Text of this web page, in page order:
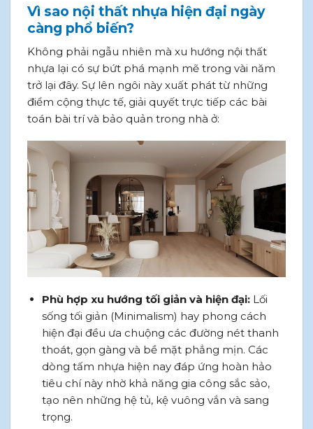
Vì sao nội thất nhựa hiện đại ngày
càng phổ biến?
Không phải ngẫu nhiên mà xu hướng nội thất
nhựa lại có sự bứt phá mạnh mẽ trong vài năm
trở lại đây. Sự lên ngôi này xuất phát từ những
điểm cộng thực tế, giải quyết trực tiếp các bài
toán bài trí và bảo quản trong nhà ở:
Phù hợp xu hướng tối giản và hiện đại:Lối
sống tối giản (Minimalism) hay phong cách
hiện đại đều ưa chuộng các đường nét thanh
thoát, gọn gàng và bề mặt phẳng mịn. Các
dòng tấm nhựa hiện nay đáp ứng hoàn hảo
tiêu chí này nhờ khả năng gia công sắc sảo,
tạo nên những hệ tủ, kệ vuông vắn và sang
trọng.